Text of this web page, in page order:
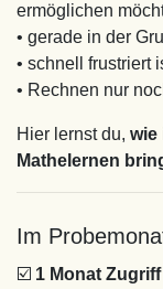
ermöglichen
• gerade in der
• schnell frustriert
• Rechnen nur
Hier lernst du, wie
Mathelernen
Im
☑️ 1 Monat